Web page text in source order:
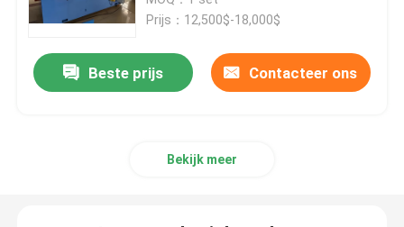
Kabel die Machine verdraaien
Prijs：12,500$-18,000$
Beste prijs Contacteer ons
Bekijk meer